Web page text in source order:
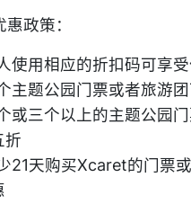
政策：
使用相应的折扣码可享
主题公园门票或者旅游
或三个以上的主题公园
折
21天购买Xcaret的门票